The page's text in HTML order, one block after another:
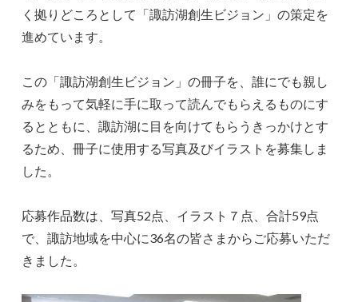
く拠りどころとして「諏訪湖創生ビジョン」の策定を
進めています。
この「諏訪湖創生ビジョン」の冊子を、誰にでも親し
みをもって気軽に手に取って読んでもらえるものにす
るとともに、諏訪湖に目を向けてもらうきっかけとす
るため、冊子に使用する写真及びイラストを募集しま
した。
応募作品数は、写真52点、イラスト７点、合計59点
で、諏訪地域を中心に36名の皆さまからご応募いただ
きました。